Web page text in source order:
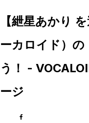
【紲星あかり
ーカロイド）の
う！ -
ージ